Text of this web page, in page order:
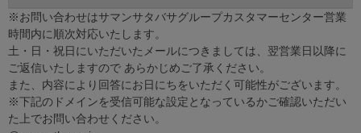
※お問い合わせはサマンサタバサグループカスタマーセンター営業
時間内に順次対応いたします。
土・日・祝日にいただいたメールにつきましては、翌営業日以降に
ご返信いたしますので あらかじめご了承ください。
また、内容により回答にお日にちをいただく可能性がございます。
※下記のドメインを受信可能な設定となっているかご確認いただい
た上でお問い合わせください。